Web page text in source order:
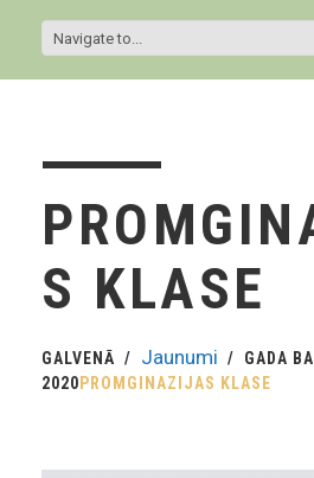
S KLASE
GALVENĀ Jaunumi
GADA
2020 PROMGINAZIJAS KLASE